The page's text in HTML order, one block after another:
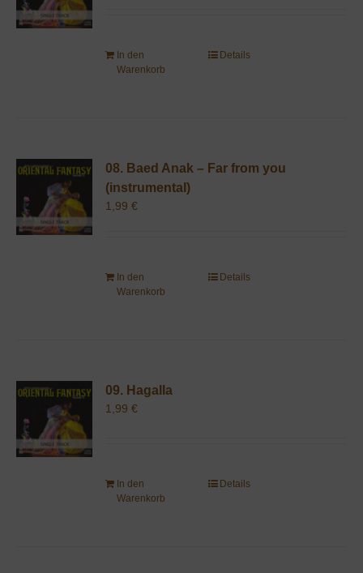
In den
Warenkorb
Details
08. Baed Anak – Far from you
(instrumental)
1,99€
In den
Warenkorb
Details
09. Hagalla
1,99€
In den
Warenkorb
Details